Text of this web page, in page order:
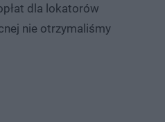
dla lokatorów
nie otrzymaliśmy